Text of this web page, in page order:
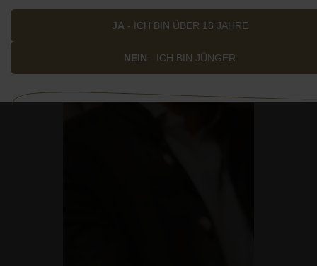
JA - ICH BIN ÜBER 18 JAHRE
NEIN - ICH BIN JÜNGER
Wir sehen darin eine Bestätigung dessen, was in
wird – der unbedingte Wille zur Perfektion.